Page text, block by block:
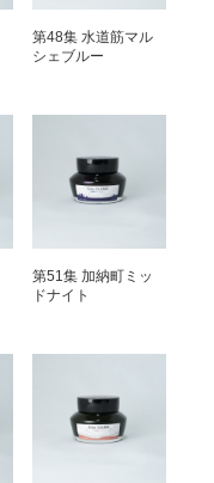
第48集 水道筋マル
シェブルー
第51集 加納町ミッ
ドナイト